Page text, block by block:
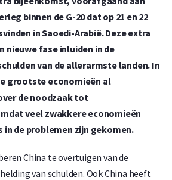
binnen de G-20 dat op 21 en 22
in Saoedi-Arabië. Deze extra
nieuwe fase inluiden in de
van de allerarmste landen. In
grootste economieën al
de noodzaak tot
veel zwakkere economieën
in de problemen zijn gekomen.
China te overtuigen van de
van schulden. Ook China heeft